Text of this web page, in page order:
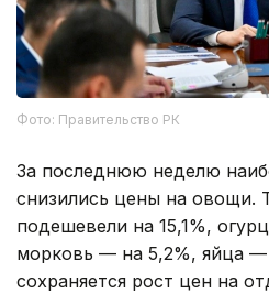
Фото: Правительство РК
За последнюю неделю
снизились цены на овощи.
подешевели на 15,1%,
морковь — на 5,2%, яйца
сохраняется рост цен на